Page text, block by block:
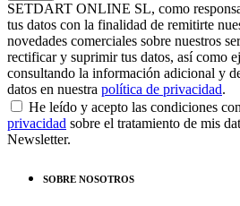
SETDART ONLINE SL, como
tus datos con la finalidad de remitirte
novedades comerciales sobre nuestros
rectificar y suprimir tus datos, así como
consultando la información adicional y
datos en nuestra política de privacidad.
He leído y acepto las condiciones
privacidad sobre el tratamiento de mis
Newsletter.
SOBRE NOSOTROS